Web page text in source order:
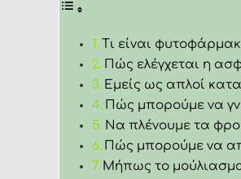
Τι είναι
Πώς ελέγχεται η
Εμείς ως απλοί
Πώς μπορούμε να
Να πλένουμε τα
Πώς μπορούμε να
Μήπως το